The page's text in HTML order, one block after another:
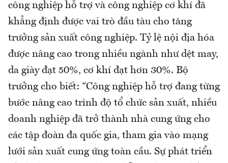
công nghiệp hỗ trợ và công nghiệp cơ khí đã
khẳng định được vai trò đầu tàu cho tăng
trưởng sản xuất công nghiệp. Tỷ lệ nội địa hóa
được nâng cao trong nhiều ngành như dệt may,
da giày đạt 50%, cơ khí đạt hơn 30%. Bộ
trưởng cho biết: “Công nghiệp hỗ trợ đang từng
bước nâng cao trình độ tổ chức sản xuất, nhiều
doanh nghiệp đã trở thành nhà cung ứng cho
các tập đoàn đa quốc gia, tham gia vào mạng
lưới sản xuất cung ứng toàn cầu. Sự phát triển